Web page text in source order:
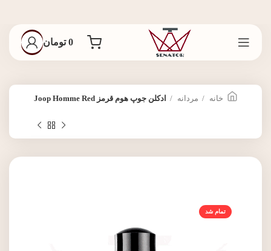
0 تومان
خانه مردانه ادکلن جوپ هوم قرمز Joop Homme Red
تمام شد